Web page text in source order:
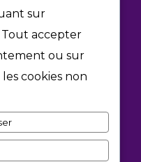
avec
la Clinique
le
(CMDE)
sur
Tout accepter
ou sur
cookies non